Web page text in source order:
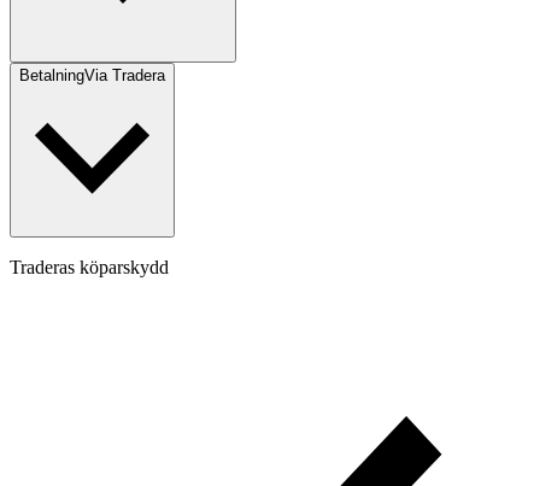
BetalningVia Tradera
Traderas köparskydd